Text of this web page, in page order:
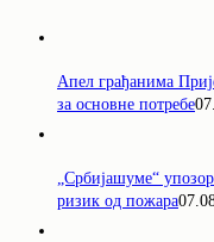
Апел грађанима
за основне потребе
„Србијашуме“
ризик од пожара